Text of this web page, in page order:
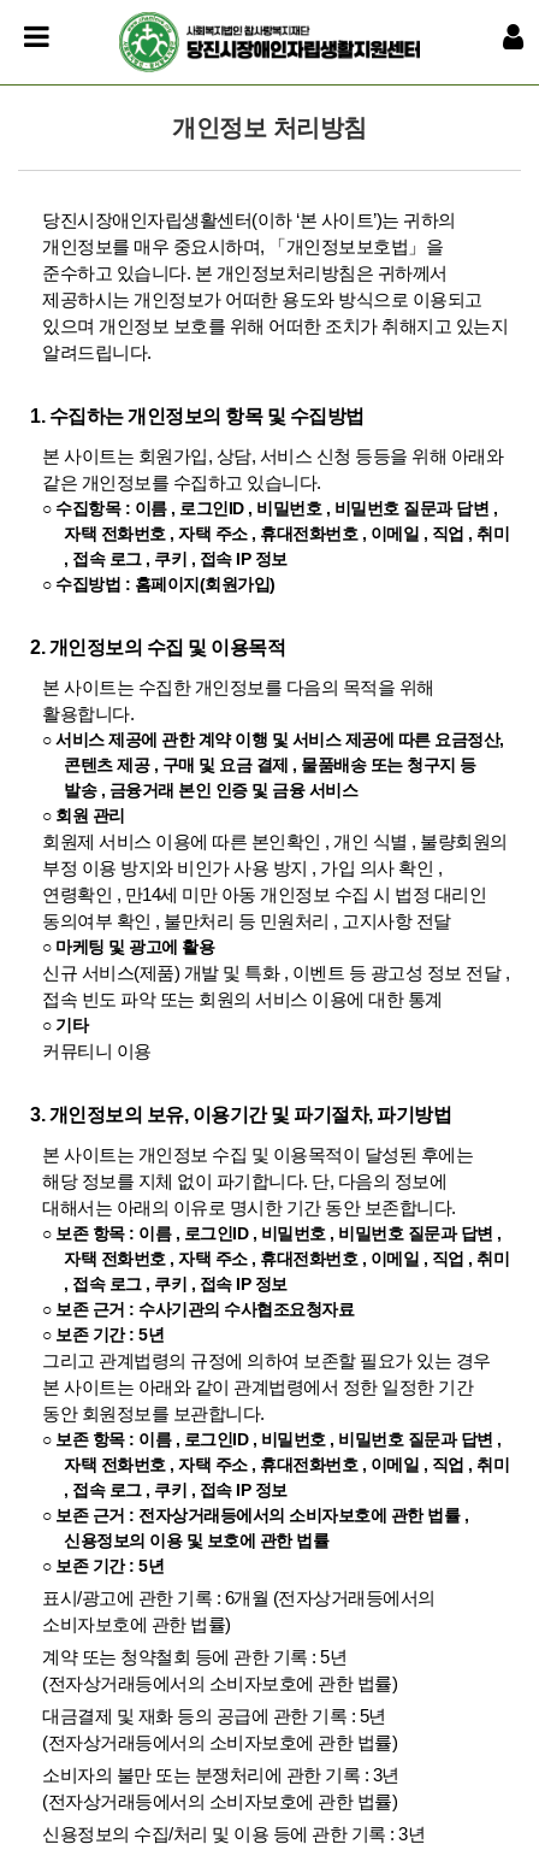
개인정보 처리방침
당진시장애인자립생활센터(이하 ‘본 사이트’)는 귀하의
개인정보를 매우 중요시하며, 「개인정보보호법」을
준수하고 있습니다. 본 개인정보처리방침은 귀하께서
제공하시는 개인정보가 어떠한 용도와 방식으로 이용되고
있으며 개인정보 보호를 위해 어떠한 조치가 취해지고 있는지
알려드립니다.
1. 수집하는 개인정보의 항목 및 수집방법
본 사이트는 회원가입, 상담, 서비스 신청 등등을 위해 아래와
같은 개인정보를 수집하고 있습니다.
○ 수집항목 : 이름 , 로그인ID , 비밀번호 , 비밀번호 질문과 답변 ,
자택 전화번호 , 자택 주소 , 휴대전화번호 , 이메일 , 직업 , 취미
, 접속 로그 , 쿠키 , 접속 IP 정보
○ 수집방법 : 홈페이지(회원가입)
2. 개인정보의 수집 및 이용목적
본 사이트는 수집한 개인정보를 다음의 목적을 위해
활용합니다.
○ 서비스 제공에 관한 계약 이행 및 서비스 제공에 따른 요금정산,
콘텐츠 제공 , 구매 및 요금 결제 , 물품배송 또는 청구지 등
발송 , 금융거래 본인 인증 및 금융 서비스
○ 회원 관리
회원제 서비스 이용에 따른 본인확인 , 개인 식별 , 불량회원의
부정 이용 방지와 비인가 사용 방지 , 가입 의사 확인 ,
연령확인 , 만14세 미만 아동 개인정보 수집 시 법정 대리인
동의여부 확인 , 불만처리 등 민원처리 , 고지사항 전달
○ 마케팅 및 광고에 활용
신규 서비스(제품) 개발 및 특화 , 이벤트 등 광고성 정보 전달 ,
접속 빈도 파악 또는 회원의 서비스 이용에 대한 통계
○ 기타
커뮤티니 이용
3. 개인정보의 보유, 이용기간 및 파기절차, 파기방법
본 사이트는 개인정보 수집 및 이용목적이 달성된 후에는
해당 정보를 지체 없이 파기합니다. 단, 다음의 정보에
대해서는 아래의 이유로 명시한 기간 동안 보존합니다.
○ 보존 항목 : 이름 , 로그인ID , 비밀번호 , 비밀번호 질문과 답변 ,
자택 전화번호 , 자택 주소 , 휴대전화번호 , 이메일 , 직업 , 취미
, 접속 로그 , 쿠키 , 접속 IP 정보
○ 보존 근거 : 수사기관의 수사협조요청자료
○ 보존 기간 : 5년
그리고 관계법령의 규정에 의하여 보존할 필요가 있는 경우
본 사이트는 아래와 같이 관계법령에서 정한 일정한 기간
동안 회원정보를 보관합니다.
○ 보존 항목 : 이름 , 로그인ID , 비밀번호 , 비밀번호 질문과 답변 ,
자택 전화번호 , 자택 주소 , 휴대전화번호 , 이메일 , 직업 , 취미
, 접속 로그 , 쿠키 , 접속 IP 정보
○ 보존 근거 : 전자상거래등에서의 소비자보호에 관한 법률 ,
신용정보의 이용 및 보호에 관한 법률
○ 보존 기간 : 5년
표시/광고에 관한 기록 : 6개월 (전자상거래등에서의
소비자보호에 관한 법률)
계약 또는 청약철회 등에 관한 기록 : 5년
(전자상거래등에서의 소비자보호에 관한 법률)
대금결제 및 재화 등의 공급에 관한 기록 : 5년
(전자상거래등에서의 소비자보호에 관한 법률)
소비자의 불만 또는 분쟁처리에 관한 기록 : 3년
(전자상거래등에서의 소비자보호에 관한 법률)
신용정보의 수집/처리 및 이용 등에 관한 기록 : 3년